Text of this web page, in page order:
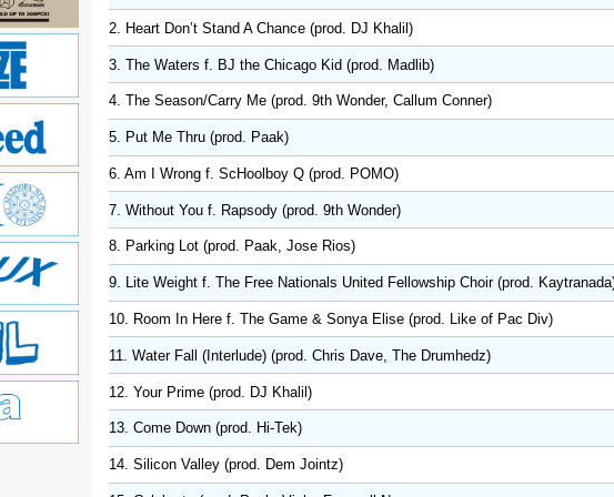
2. Heart Don’t Stand A Chance (prod. DJ Khalil)
3. The Waters f. BJ the Chicago Kid (prod. Madlib)
4. The Season/Carry Me (prod. 9th Wonder, Callum Conner)
5. Put Me Thru (prod. Paak)
6. Am I Wrong f. ScHoolboy Q (prod. POMO)
7. Without You f. Rapsody (prod. 9th Wonder)
8. Parking Lot (prod. Paak, Jose Rios)
9. Lite Weight f. The Free Nationals United Fellowship Choir (prod.
10. Room In Here f. The Game & Sonya Elise (prod. Like of Pac Div)
11. Water Fall (Interlude) (prod. Chris Dave, The Drumhedz)
12. Your Prime (prod. DJ Khalil)
13. Come Down (prod. Hi-Tek)
14. Silicon Valley (prod. Dem Jointz)